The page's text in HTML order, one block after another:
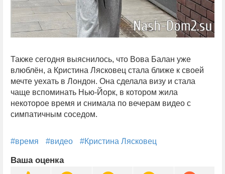
Также сегодня выяснилось, что Вова Балан уже
влюблён, а Кристина Лясковец стала ближе к своей
мечте уехать в Лондон. Она сделала визу и стала
чаще вспоминать Нью-Йорк, в котором жила
некоторое время и снимала по вечерам видео с
симпатичным соседом.
#время #видео #Кристина Лясковец
Ваша оценка